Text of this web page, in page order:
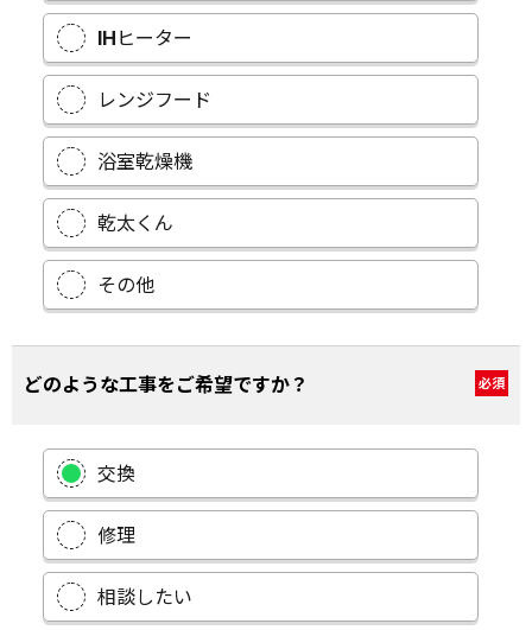
IHヒーター
レンジフード
浴室乾燥機
乾太くん
その他
どのような工事をご希望ですか？ 必須
交換
修理
相談したい